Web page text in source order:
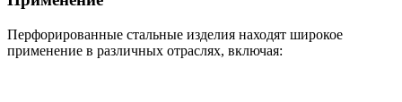
Перфорированные стальные изделия находят широкое
применение в различных отраслях, включая: